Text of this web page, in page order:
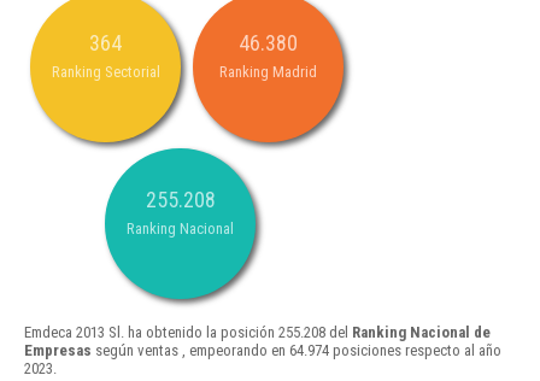
364
Ranking Sectorial
46.380
Ranking Madrid
255.208
Ranking Nacional
Emdeca 2013 Sl. ha obtenido la posición 255.208 del Ranking Nacional de
Empresas según ventas , empeorando en 64.974 posiciones respecto al año
2023.